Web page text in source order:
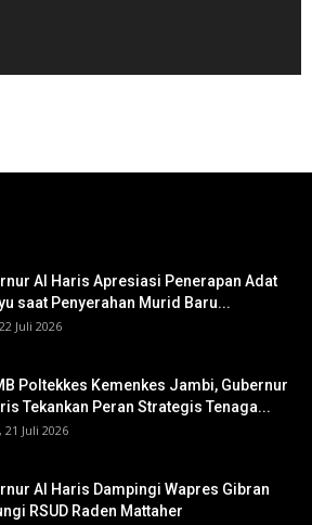
Al Haris Apresiasi Penerapan Adat
saat Penyerahan Murid Baru...
Juli 2026
Poltekkes Kemenkes Jambi, Gubernur
Tekankan Peran Strategis Tenaga...
21 Juli 2026
Al Haris Dampingi Wapres Gibran
RSUD Raden Mattaher